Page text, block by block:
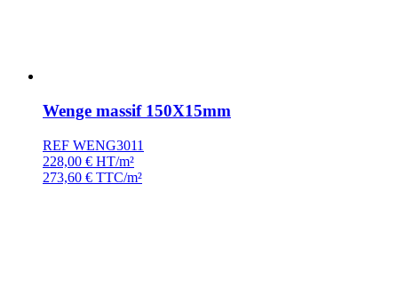
Wenge massif 150X15mm
REF WENG3011
228,00 € HT/m²
273,60 € TTC/m²